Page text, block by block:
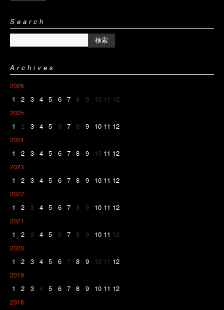
Search
Archives
2026
1 2 3 4 5 6 7 8 9 10 11 12
2025
1 2 3 4 5 6 7 8 9 10 11 12
2024
1 2 3 4 5 6 7 8 9 10 11 12
2023
1 2 3 4 5 6 7 8 9 10 11 12
2022
1 2 3 4 5 6 7 8 9 10 11 12
2021
1 2 3 4 5 6 7 8 9 10 11 12
2020
1 2 3 4 5 6 7 8 9 10 11 12
2019
1 2 3 4 5 6 7 8 9 10 11 12
2018